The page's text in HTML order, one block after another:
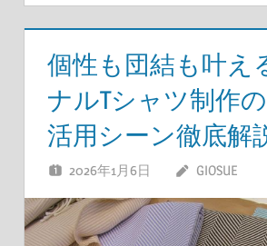
個性も団結も叶え
ナルTシャツ制作
活用シーン徹底解
2026年1月6日 GIOSUE